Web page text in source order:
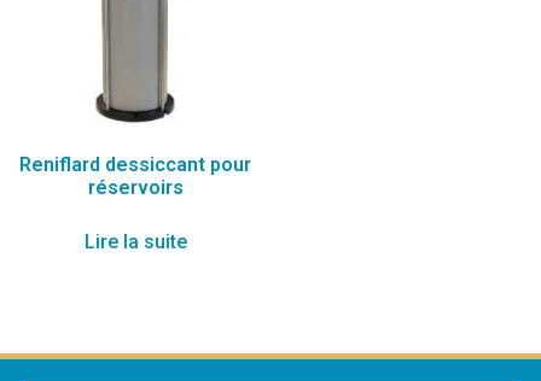
Reniflard dessiccant pour
réservoirs
Lire la suite